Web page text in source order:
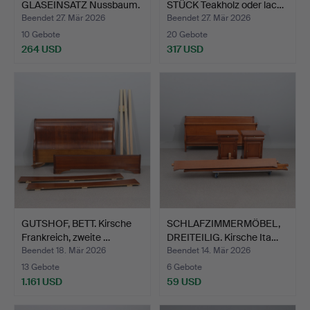
GLASEINSATZ Nussbaum.
Art…
Beendet 27. Mär 2026
10 Gebote
264 USD
STÜCK Teakholz oder lac…
Beendet 27. Mär 2026
20 Gebote
317 USD
GUTSHOF, BETT. Kirsche
Frankreich, zweite …
Beendet 18. Mär 2026
13 Gebote
1.161 USD
SCHLAFZIMMERMÖBEL,
DREITEILIG. Kirsche Ita…
Beendet 14. Mär 2026
6 Gebote
59 USD